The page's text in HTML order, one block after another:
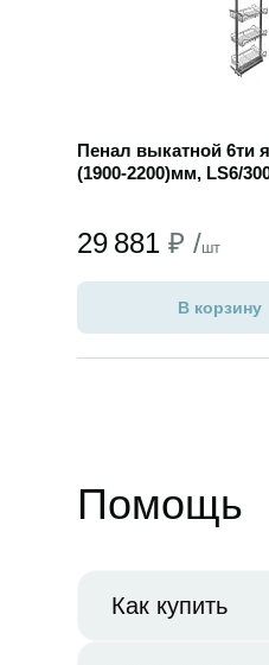
Пенал выкатной 6ти
(1900-2200)мм, LS6/
29 881 ₽ /шт
В корзину
Помощь
Как купить